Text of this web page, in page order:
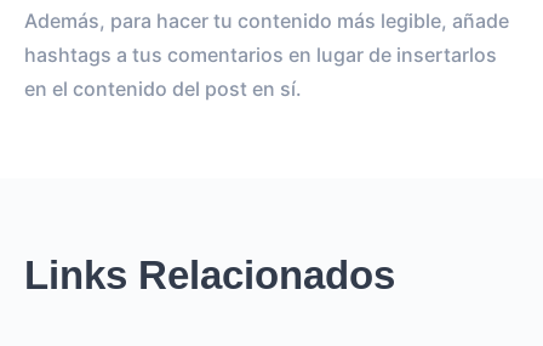
Además, para hacer tu contenido más legible, añade
hashtags a tus comentarios en lugar de insertarlos
en el contenido del post en sí.
Links Relacionados